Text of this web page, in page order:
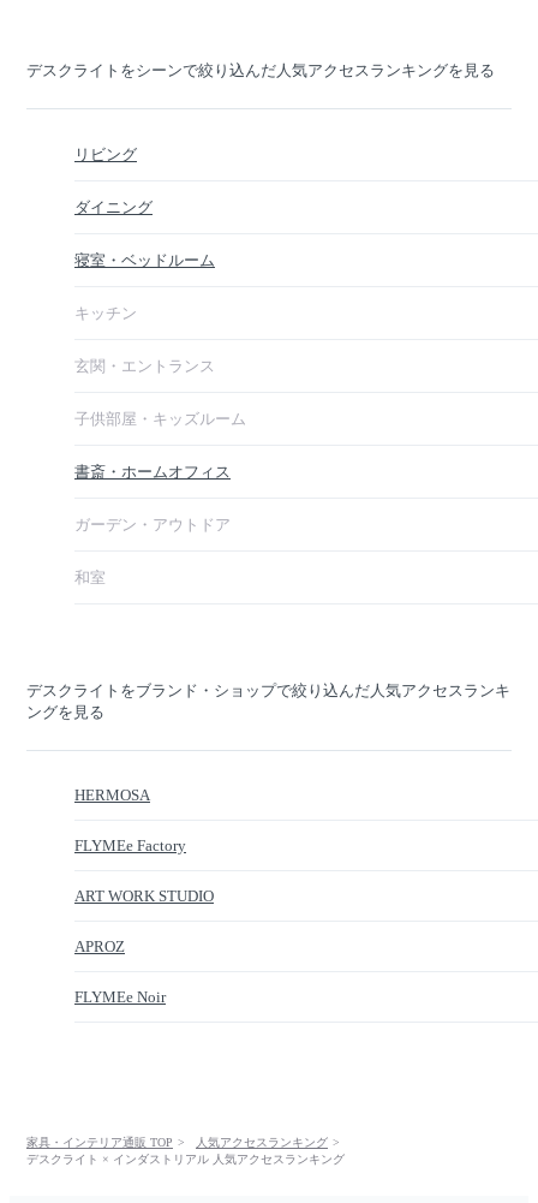
デスクライトをシーンで絞り込んだ人気アクセスランキングを見る
リビング
ダイニング
寝室・ベッドルーム
キッチン
玄関・エントランス
子供部屋・キッズルーム
書斎・ホームオフィス
ガーデン・アウトドア
和室
デスクライトをブランド・ショップで絞り込んだ人気アクセスランキ
ングを見る
HERMOSA
FLYMEe Factory
ART WORK STUDIO
APROZ
FLYMEe Noir
家具・インテリア通販 TOP
人気アクセスランキング
デスクライト × インダストリアル 人気アクセスランキング